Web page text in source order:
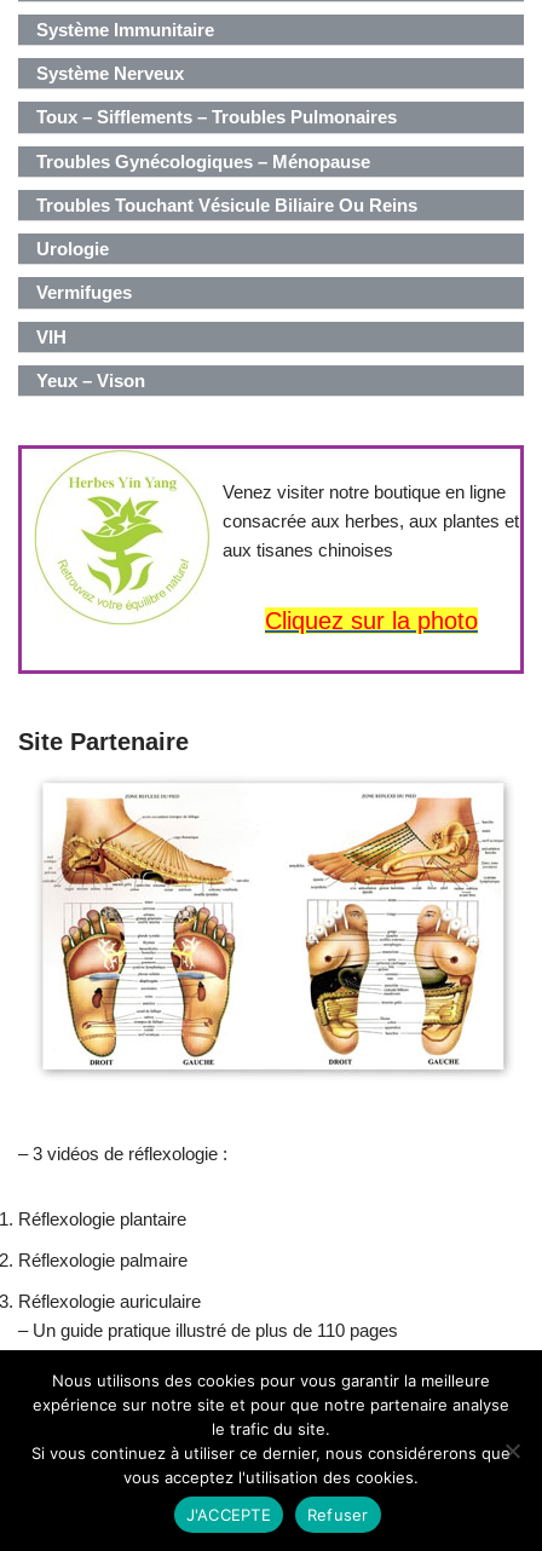
Système Immunitaire
Système Nerveux
Toux – Sifflements – Troubles Pulmonaires
Troubles Gynécologiques – Ménopause
Troubles Touchant Vésicule Biliaire Ou Reins
Urologie
Vermifuges
VIH
Yeux – Vison
Venez visiter notre boutique en ligne
consacrée aux herbes, aux plantes et
aux tisanes chinoises
Cliquez sur la photo
Site Partenaire
– 3 vidéos de réflexologie :
Réflexologie plantaire
Réflexologie palmaire
Réflexologie auriculaire
– Un guide pratique illustré de plus de 110 pages
– En bonus : plus de 4 heures de musique relaxante
Si vous êtes intéressé cliquez ICI
Nous utilisons des cookies pour vous garantir la meilleure
expérience sur notre site et pour que notre partenaire analyse
le trafic du site.
Si vous continuez à utiliser ce dernier, nous considérerons que
vous acceptez l'utilisation des cookies.
J'ACCEPTE
Refuser